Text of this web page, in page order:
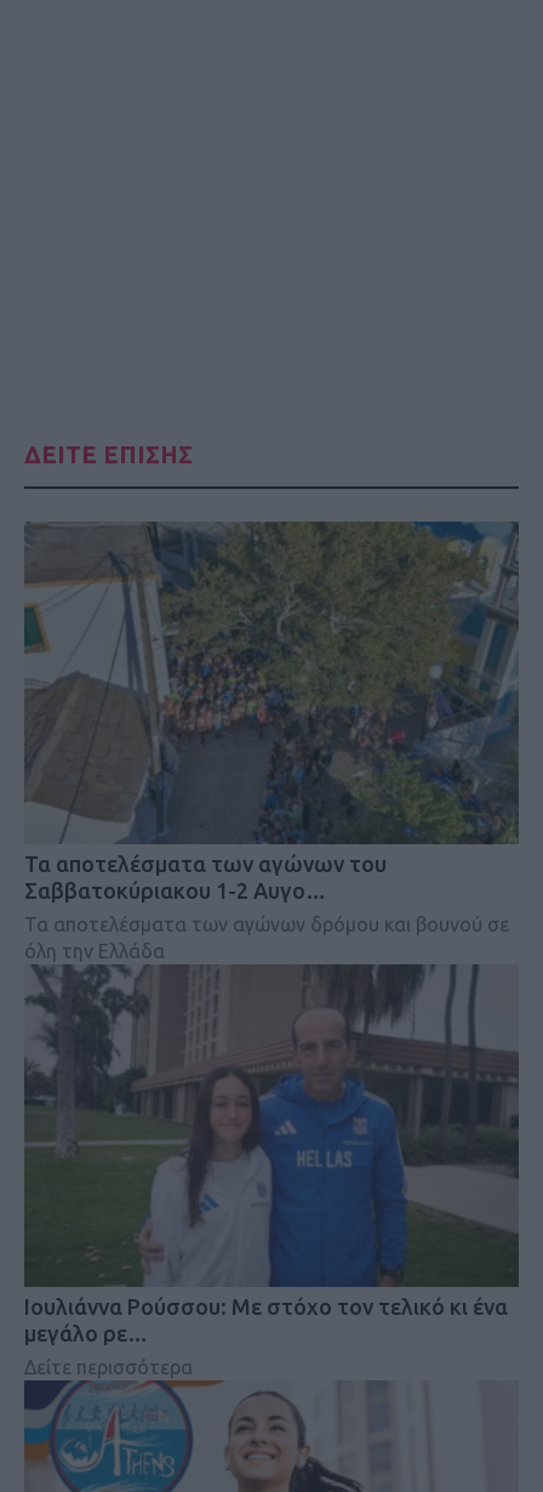
ΔΕΙΤΕ ΕΠΙΣΗΣ
Τα αποτελέσματα των αγώνων του
Σαββατοκύριακου 1-2 Αυγο…
Τα αποτελέσματα των αγώνων δρόμου και βουνού σε
όλη την Ελλάδα
Iουλιάννα Ρούσσου: Με στόχο τον τελικό κι ένα
μεγάλο ρε…
Δείτε περισσότερα